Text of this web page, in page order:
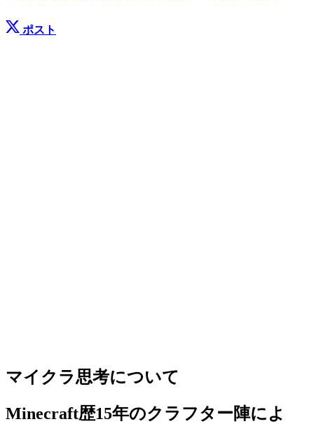
ポスト
マイクラ思考について
Minecraft歴15年のクラフター陣によ